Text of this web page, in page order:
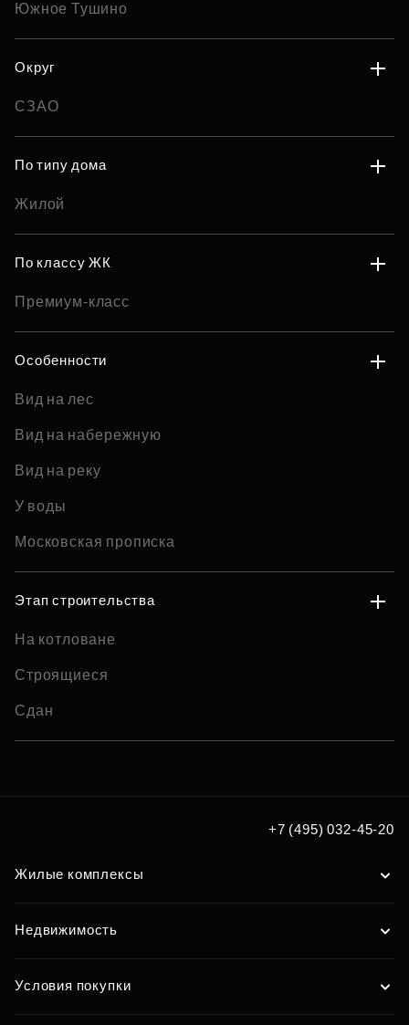
Южное Тушино
Округ
СЗАО
По типу дома
Жилой
По классу ЖК
Премиум-класс
Особенности
Вид на лес
Вид на набережную
Вид на реку
У воды
Московская прописка
Этап строительства
На котловане
Строящиеся
Сдан
+7 (495) 032-45-20
Жилые комплексы
Недвижимость
Условия покупки